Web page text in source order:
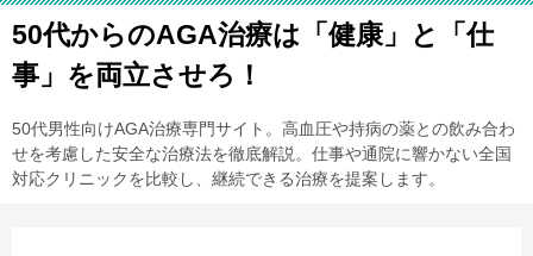
50代からのAGA治療は「健康」と「仕
事」を両立させろ！
50代男性向けAGA治療専門サイト。高血圧や持病の薬との飲み合わ
せを考慮した安全な治療法を徹底解説。仕事や通院に響かない全国
対応クリニックを比較し、継続できる治療を提案します。